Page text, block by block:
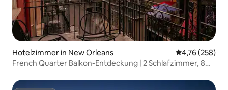
Hotelzimmer in New Orleans
4,76 (258)
French Quarter Balkon-Entdeckung | 2 Schlafzimmer, 8